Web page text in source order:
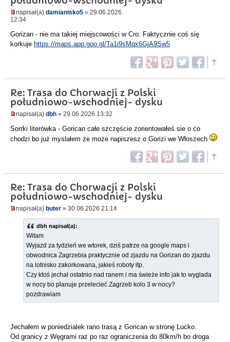
napisał(a) damianisko5 » 29.06.2026
12:34
Gorizan - nie ma takiej miejscowości w Cro. Faktycznie coś się
korkuje https://maps.app.goo.gl/Ta1i9sMqx6GjA9Sw5
Re: Trasa do Chorwacji z Polski
południowo-wschodniej- dysku
napisał(a) dbh » 29.06.2026 13:32
Sorrki literówka - Gorican całe szczęście zorientowałeś sie o co
chodzi bo już myslałem że może napiszesz o Gorizi we Włoszech
Re: Trasa do Chorwacji z Polski
południowo-wschodniej- dysku
napisał(a) buter » 30.06.2026 21:14
dbh napisał(a):
Witam
Wyjazd za tydzień we wtorek, dziś patrze na google maps i
obwodnica Zagrzebia praktycznie od zjazdu na Gorizan do zjazdu
na lotnisko zakorkowana, jakieś roboty itp.
Czy ktoś jechał ostatnio nad ranem i ma świeże info jak to wyglada
w nocy bo planuje przelecieć Zagrzeb kolo 3 w nocy?
pozdrawiam
Jechałem w poniedzialek rano trasą z Gorican w stronę Lucko.
Od granicy z Węgrami raz po raz ograniczenia do 80km/h bo droga